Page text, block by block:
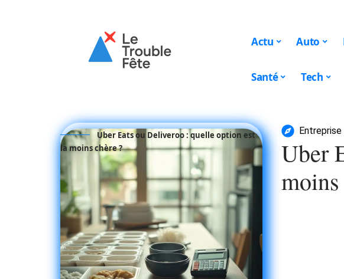
Actu Auto
Santé Tech
Uber Eats ou Deliveroo : quelle option est
la moins chère ?
Entreprise
Uber
moins